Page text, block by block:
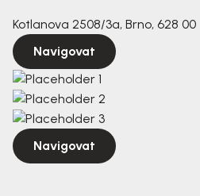
Kotlanova 2508/3a, Brno, 628 00
Navigovat
Navigovat